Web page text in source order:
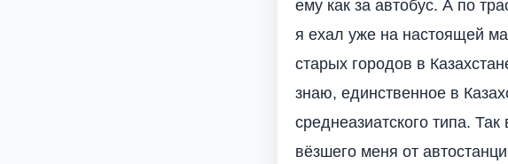
ему как за автобус. А по
я ехал уже на настоящей
старых городов в
знаю, единственное в
среднеазиатского типа.
вёзшего меня от